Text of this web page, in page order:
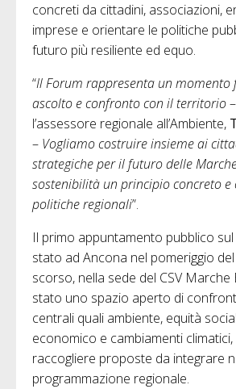
concreti da cittadini, associazioni,
imprese e orientare le politiche
futuro più resiliente ed equo.
“Il Forum rappresenta un
ascolto e confronto con il territorio
l’assessore regionale all’Ambiente,
– Vogliamo costruire insieme ai
strategiche per il futuro delle
sostenibilità un principio concreto e
politiche regionali”.
Il primo appuntamento pubblico
stato ad Ancona nel pomeriggio
scorso, nella sede del CSV Marche
stato uno spazio aperto di
centrali quali ambiente, equità
economico e cambiamenti climatici,
raccogliere proposte da integrare
programmazione regionale.